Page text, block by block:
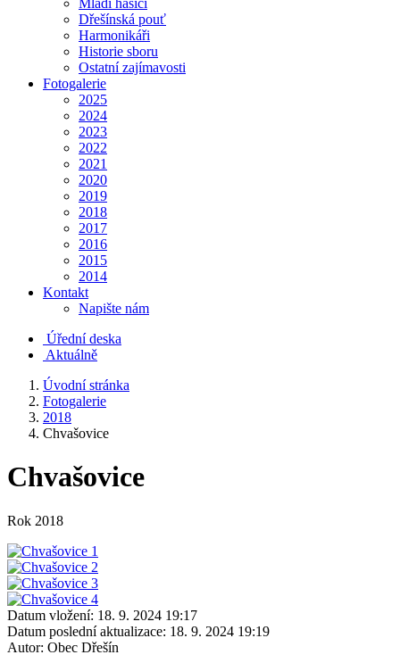
Mladí hasiči
Dřešínská pouť
Harmonikáři
Historie sboru
Ostatní zajímavosti
Fotogalerie
2025
2024
2023
2022
2021
2020
2019
2018
2017
2016
2015
2014
Kontakt
Napište nám
Úřední deska
Aktuálně
Úvodní stránka
Fotogalerie
2018
Chvašovice
Chvašovice
Rok 2018
Datum vložení: 18. 9. 2024 19:17
Datum poslední aktualizace: 18. 9. 2024 19:19
Autor: Obec Dřešín